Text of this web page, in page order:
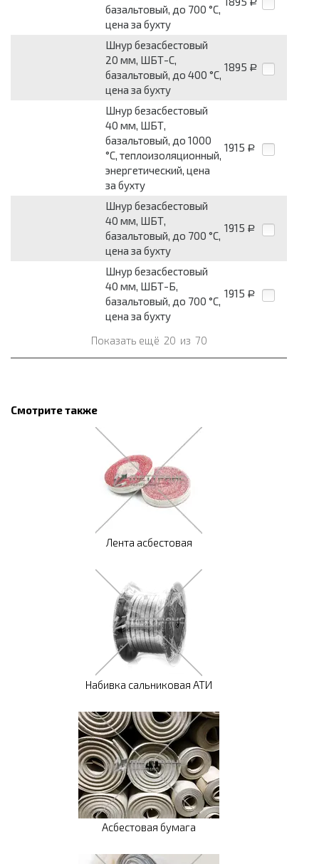
базальтовый, до 700 °С,
цена за бухту
Р
Шнур безасбестовый
20 мм, ШБТ-С,
базальтовый, до 400 °С,
цена за бухту
1895 Р
Шнур безасбестовый
40 мм, ШБТ,
базальтовый, до 1000
°С, теплоизоляционный,
энергетический, цена
за бухту
1915 Р
Шнур безасбестовый
40 мм, ШБТ,
базальтовый, до 700 °С,
цена за бухту
1915 Р
Шнур безасбестовый
40 мм, ШБТ-Б,
базальтовый, до 700 °С,
цена за бухту
1915 Р
Показать ещё 20 из 70
Смотрите также
Лента асбестовая
Набивка сальниковая АТИ
Асбестовая бумага